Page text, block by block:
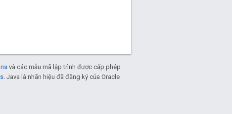
và các mẫu mã lập trình được cấp phép
. Java là nhãn hiệu đã đăng ký của Oracle